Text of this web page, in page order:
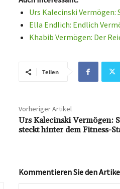
Urs Kalecinski
Ella Endlich: Endlich
Khabib Vermögen: Der
Teilen
Vorheriger Artikel
Urs Kalecinski Vermögen:
steckt hinter dem Fitness-
Kommentieren Sie den